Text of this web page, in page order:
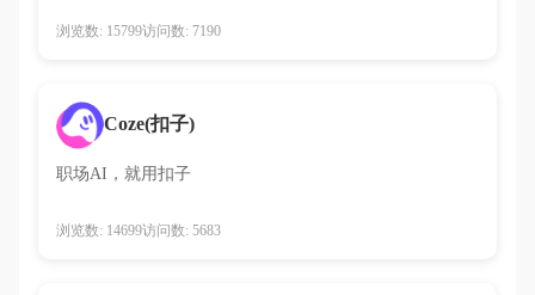
浏览数: 15799访问数: 7190
Coze(扣子)
职场AI，就用扣子
浏览数: 14699访问数: 5683